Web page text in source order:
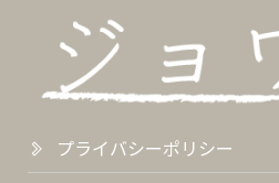
プライバシーポリシー